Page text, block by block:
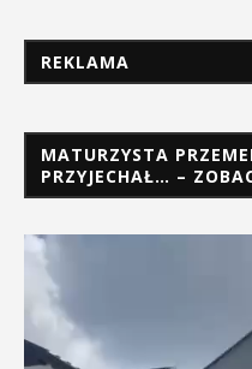
REKLAMA
MATURZYSTA
PRZYJECHAŁ… –
Odtwarzacz